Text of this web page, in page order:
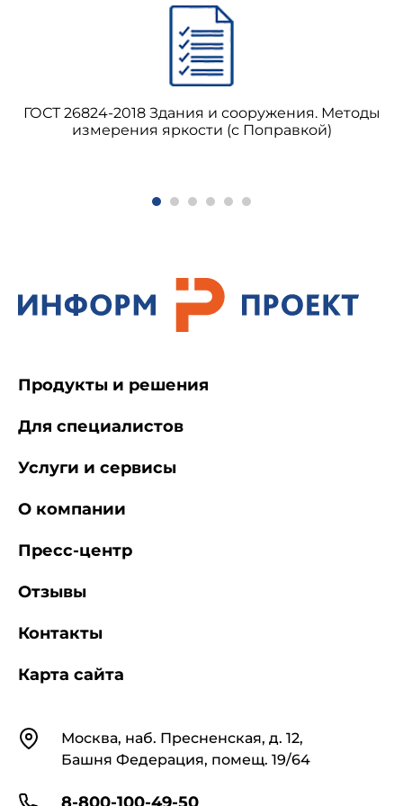
ГОСТ 26824-2018 Здания и сооружения. Методы
измерения яркости (с Поправкой)
КонтактыМосква, наб. Пресненская, д. 12,
Башня Федерация, помещ. 19/64
Продукты и решения
Для специалистов
Услуги и сервисы
О компании
Пресс-центр
Отзывы
Контакты
Карта сайта